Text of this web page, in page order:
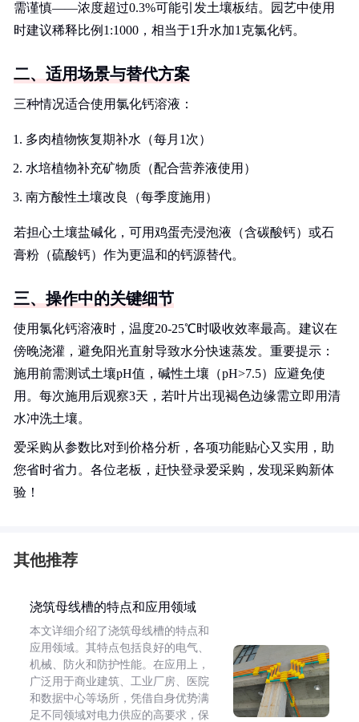
需谨慎——浓度超过0.3%可能引发土壤板结。园艺中使用
时建议稀释比例1:1000，相当于1升水加1克氯化钙。
二、适用场景与替代方案
三种情况适合使用氯化钙溶液：
多肉植物恢复期补水（每月1次）
水培植物补充矿物质（配合营养液使用）
南方酸性土壤改良（每季度施用）
若担心土壤盐碱化，可用鸡蛋壳浸泡液（含碳酸钙）或石
膏粉（硫酸钙）作为更温和的钙源替代。
三、操作中的关键细节
使用氯化钙溶液时，温度20-25℃时吸收效率最高。建议在
傍晚浇灌，避免阳光直射导致水分快速蒸发。重要提示：
施用前需测试土壤pH值，碱性土壤（pH>7.5）应避免使
用。每次施用后观察3天，若叶片出现褐色边缘需立即用清
水冲洗土壤。
爱采购从参数比对到价格分析，各项功能贴心又实用，助
您省时省力。各位老板，赶快登录爱采购，发现采购新体
验！
其他推荐
浇筑母线槽的特点和应用领域
本文详细介绍了浇筑母线槽的特点和
应用领域。其特点包括良好的电气、
机械、防火和防护性能。在应用上，
广泛用于商业建筑、工业厂房、医院
和数据中心等场所，凭借自身优势满
足不同领域对电力供应的高要求，保